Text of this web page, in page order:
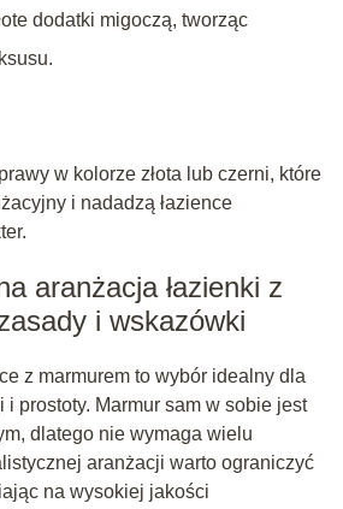
dodatki migoczą, tworząc
w kolorze złota lub czerni, które
i nadadzą łazience
aranżacja łazienki z
i wskazówki
z marmurem to wybór idealny dla
i prostoty. Marmur sam w sobie jest
dlatego nie wymaga wielu
aranżacji warto ograniczyć
na wysokiej jakości